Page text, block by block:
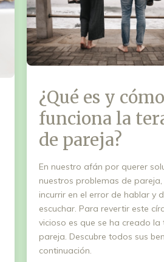
¿Qué es y cómo
funciona la
de pareja?
En nuestro afán por querer
nuestros problemas de
incurrir en el error de hablar y
escuchar. Para revertir este
vicioso es que se ha creado la
pareja. Descubre todos sus
continuación.